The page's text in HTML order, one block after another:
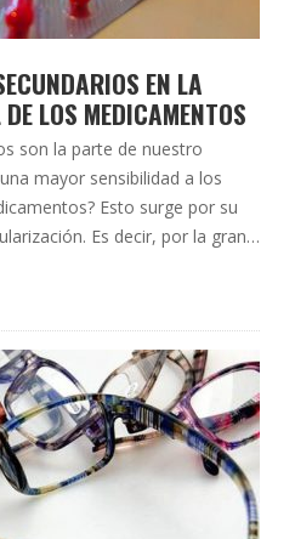
EN LA
LOS MEDICAMENTOS
son la parte de nuestro
mayor sensibilidad a los
Esto surge por su
Es decir, por la gran
presentar trastornos